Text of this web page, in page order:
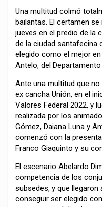
Una multitud colmó
bailantas. El certamen
jueves en el predio de la
de la ciudad santafecina
elegido como el mejor
Antelo, del
Ante una multitud que
ex cancha Unión, en el
Valores Federal 2022, y
realizada por los
Gómez, Daiana Luna y
comenzó con la
Franco Giaquinto y su
El escenario Abelardo
competencia de los
subsedes, y que
conseguir ser elegido